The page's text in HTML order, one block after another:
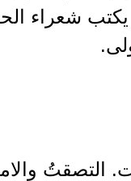
يكتب شعراء
التصقتُ